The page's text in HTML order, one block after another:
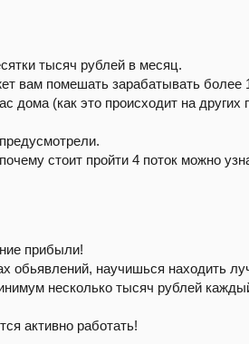
тысяч рублей в месяц.
вам помешать зарабатывать более
(как это происходит на других
стоит пройти 4 поток можно
прибыли!
обьявлений, научишься находить
несколько тысяч рублей
активно работать!